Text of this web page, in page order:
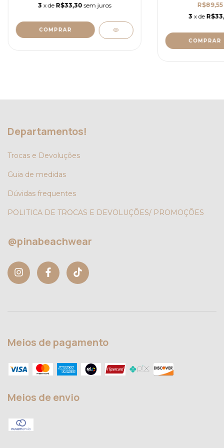
3 x de R$33,30 sem juros
COMPRAR
R$89,55
3 x de
COMPRAR
Departamentos!
Trocas e Devoluções
Guia de medidas
Dúvidas frequentes
POLITICA DE TROCAS E DEVOLUÇÕES/ PROMOÇÕES
@pinabeachwear
Meios de pagamento
Meios de envio